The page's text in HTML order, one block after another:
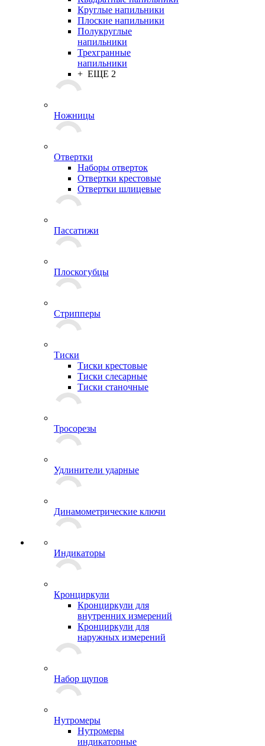
Круглые напильники
Плоские напильники
Полукруглые
напильники
Трехгранные
напильники
+ ЕЩЕ 2
Ножницы
Отвертки
Наборы отверток
Отвертки крестовые
Отвертки шлицевые
Пассатижи
Плоскогубцы
Стрипперы
Тиски
Тиски крестовые
Тиски слесарные
Тиски станочные
Тросорезы
Удлинители ударные
Динамометрические ключи
Индикаторы
Кронциркули
Кронциркули для
внутренних измерений
Кронциркули для
наружных измерений
Набор щупов
Нутромеры
Нутромеры
индикаторные